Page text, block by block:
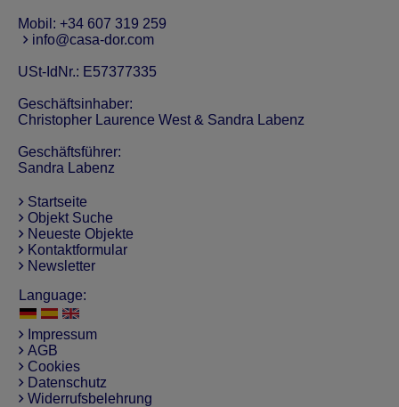
Mobil: +34 607 319 259
info@casa-dor.com
USt-IdNr.: E57377335
Geschäftsinhaber:
Christopher Laurence West & Sandra Labenz
Geschäftsführer:
Sandra Labenz
Startseite
Objekt Suche
Neueste Objekte
Kontaktformular
Newsletter
Language:
Impressum
AGB
Cookies
Datenschutz
Widerrufsbelehrung